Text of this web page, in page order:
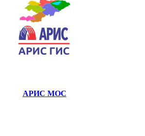
АРИС МОС